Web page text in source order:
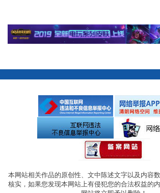
本网站相关作品的原创性、文中陈述文字以及内容
核实，如果您发现本网站上有侵犯您的合法权益的